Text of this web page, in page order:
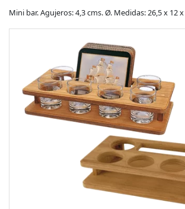
Mini bar. Agujeros: 4,3 cms. Ø. Medidas: 26,5 x 12